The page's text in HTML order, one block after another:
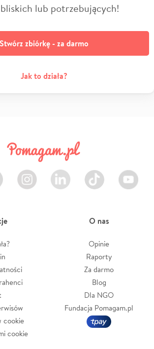
lub potrzebujących!
Stwórz zbiórkę - za darmo
Jak to działa?
Instagram LinkedIn TikTok Youtube
cookie
cookie
O nas
Opinie
Raporty
Za darmo
Blog
Dla NGO
Fundacja Pomagam.pl